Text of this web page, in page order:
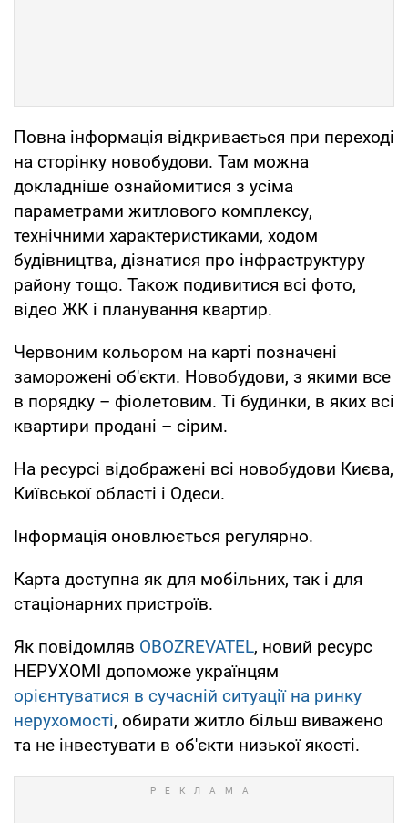
Повна інформація відкривається при переході
на сторінку новобудови. Там можна
докладніше ознайомитися з усіма
параметрами житлового комплексу,
технічними характеристиками, ходом
будівництва, дізнатися про інфраструктуру
району тощо. Також подивитися всі фото,
відео ЖК і планування квартир.
Червоним кольором на карті позначені
заморожені об'єкти. Новобудови, з якими все
в порядку – фіолетовим. Ті будинки, в яких всі
квартири продані – сірим.
На ресурсі відображені всі новобудови Києва,
Київської області і Одеси.
Інформація оновлюється регулярно.
Карта доступна як для мобільних, так і для
стаціонарних пристроїв.
Як повідомляв OBOZREVATEL, новий ресурс
НЕРУХОМІ допоможе українцям
орієнтуватися в сучасній ситуації на ринку
нерухомості, обирати житло більш виважено
та не інвестувати в об'єкти низької якості.